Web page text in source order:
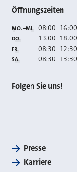
Öffnungszeiten
MO.–MI. 08:00–16:00
DO. 13:00–18:00
FR. 08:30–12:30
SA. 08:30–13:30
Folgen Sie uns!
Presse
Karriere